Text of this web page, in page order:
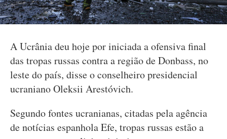
A Ucrânia deu hoje por iniciada a ofensiva final
das tropas russas contra a região de Donbass, no
leste do país, disse o conselheiro presidencial
ucraniano Oleksii Arestóvich.
Segundo fontes ucranianas, citadas pela agência
de notícias espanhola Efe, tropas russas estão a